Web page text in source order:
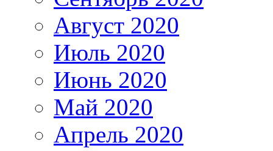
Август 2020
Июль 2020
Июнь 2020
Май 2020
Апрель 2020